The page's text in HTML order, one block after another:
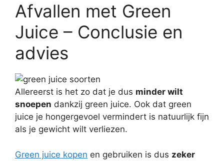
Afvallen met Green
Juice – Conclusie en
advies
Allereerst is het zo dat je dus minder wilt
snoepen dankzij green juice. Ook dat green
juice je hongergevoel vermindert is natuurlijk fijn
als je gewicht wilt verliezen.
Green juice kopen en gebruiken is dus zeker